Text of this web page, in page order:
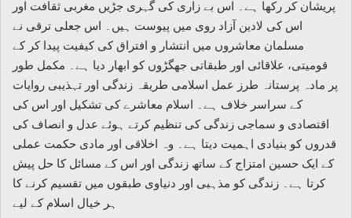
پریشان کر رکھا ہے۔ اس بے زاری کی گہری جڑیں مغربی ثقافت اور
اس کی لادین آزاد روی میں پیوست ہیں۔ اس جعلی ترقی نے
مسلمان معاشروں میں انتشار و افتراق کی کیفیت پیدا کر کے
قومیتی، علاقائی اور طبقاتی جھگڑوں کو ابھار دیا ہے۔ مکمل طور
پر مادہ پرستانہ طرز عمل اسلامی طریقہ زندگی اور تہذیبی روایات
کے سراسر خلاف ہے۔ اسلام معاشرے کی تشکیل اور اس کی
اقتصادی و سماجی زندگی کی تنظیم کرتے ہوئے عدل و انصاف کی
قدروں کو بنیادی اہمیت دیتا ہے۔ وہ اخلاقی اور مادی حکمت عملی
کے ایک حسین امتزاج کے ساتھ زندگی اور اس کے مسائل کا حل پیش
کرتا ہے۔ زندگی کو مذہبی اور دنیاوی طبقوں میں تقسیم کرنے کا
ہر خیال اسلام کے لیے